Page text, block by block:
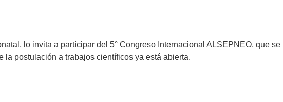
lo invita a participar del 5° Congreso Internacional ALSEPNEO, que
postulación a trabajos científicos ya está abierta.